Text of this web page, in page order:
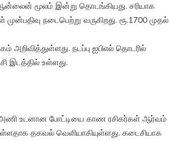
மூலம் இன்று தொடங்கியது. சரியாக
நடைபெற்று வருகிறது. ரூ.1700 முதல்
அறிவித்துள்ளது. நடப்பு ஐபிஎல் தொடரில்
இடத்தில் உள்ளது.
அணி உடனான போட்டியை காண ரசிகர்கள் ஆர்வம்
தகவல் வெளியாகியுள்ளது. கடைசியாக